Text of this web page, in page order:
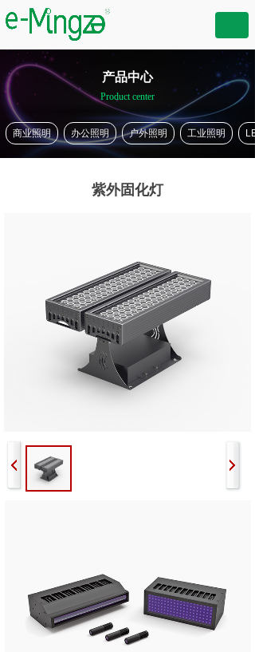
商业照明 办公照明 户外照明 工业照明
Product center
产品中心
紫外固化灯